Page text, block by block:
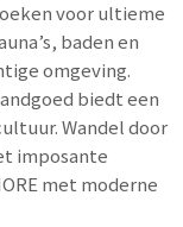
voor ultieme
baden en
omgeving.
biedt een
Wandel door
imposante
met moderne